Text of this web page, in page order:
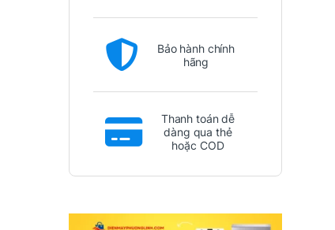
Bảo hành chính
hãng
Thanh toán dễ
dàng qua thẻ
hoặc COD